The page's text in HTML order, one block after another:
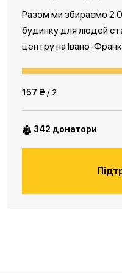
Разом ми збираємо 2
будинку для людей
центру на Івано-
157 ₴ / 2
342 донатори